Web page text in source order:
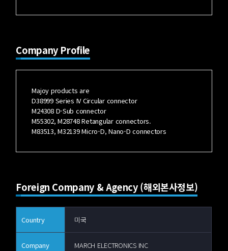
Company Profile
Majoy products are
D38999 Series IV Circular connector
M24308 D-Sub connector
M55302, M28748 Retangular connectors.
M83513, M32139 Micro-D, Nano-D connectors
Foreign Company & Agency (해외본사정보)
Country 미국
Company MARCH ELECTRONICS INC